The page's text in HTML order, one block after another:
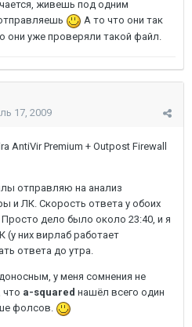
живешь под одним
А то что они так
уже проверяли такой файл.
17, 2009
AntiVir Premium + Outpost Firewall
отправляю на анализ
и ЛК. Скорость ответа у обоих
дело было около 23:40, и я
них вирлаб работает
ответа до утра.
у меня сомнения не
что a-squared нашёл всего один
фолсов.